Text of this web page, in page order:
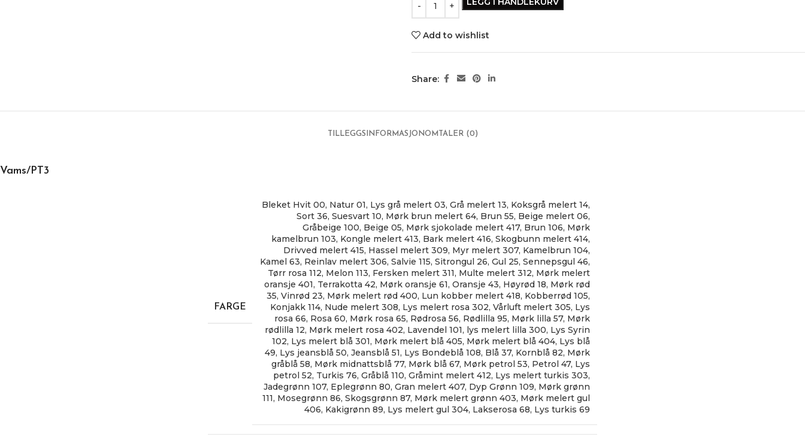
Add to wishlist
Share:
TILLEGGSINFORMASJONOMTALER (0)
Vams/PT3
FARGE
Bleket Hvit 00, Natur 01, Lys grå melert 03, Grå melert 13, Koksgrå melert 14,
Sort 36, Suesvart 10, Mørk brun melert 64, Brun 55, Beige melert 06,
Gråbeige 100, Beige 05, Mørk sjokolade melert 417, Brun 106, Mørk
kamelbrun 103, Kongle melert 413, Bark melert 416, Skogbunn melert 414,
Drivved melert 415, Hassel melert 309, Myr melert 307, Kamelbrun 104,
Kamel 63, Reinlav melert 306, Salvie 115, Sitrongul 26, Gul 25, Sennepsgul 46,
Tørr rosa 112, Melon 113, Fersken melert 311, Multe melert 312, Mørk melert
oransje 401, Terrakotta 42, Mørk oransje 61, Oransje 43, Høyrød 18, Mørk rød
35, Vinrød 23, Mørk melert rød 400, Lun kobber melert 418, Kobberrød 105,
Konjakk 114, Nude melert 308, Lys melert rosa 302, Vårluft melert 305, Lys
rosa 66, Rosa 60, Mørk rosa 65, Rødrosa 56, Rødlilla 95, Mørk lilla 57, Mørk
rødlilla 12, Mørk melert rosa 402, Lavendel 101, lys melert lilla 300, Lys Syrin
102, Lys melert blå 301, Mørk melert blå 405, Mørk melert blå 404, Lys blå
49, Lys jeansblå 50, Jeansblå 51, Lys Bondeblå 108, Blå 37, Kornblå 82, Mørk
gråblå 58, Mørk midnattsblå 77, Mørk blå 67, Mørk petrol 53, Petrol 47, Lys
petrol 52, Turkis 76, Gråblå 110, Gråmint melert 412, Lys melert turkis 303,
Jadegrønn 107, Eplegrønn 80, Gran melert 407, Dyp Grønn 109, Mørk grønn
111, Mosegrønn 86, Skogsgrønn 87, Mørk melert grønn 403, Mørk melert gul
406, Kakigrønn 89, Lys melert gul 304, Lakserosa 68, Lys turkis 69